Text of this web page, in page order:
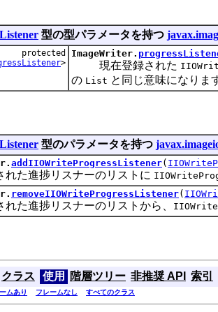
型の型パラメータを持つ
protected
>
ImageWriter.
現在登録された
の List と同じ意味になりま
型のパラメータを持つ
addIIOWriteProgressListener(
進捗リスナーのリストに
removeIIOWriteProgressListener(
進捗リスナーのリストから、
クラス 使用 階層ツリー 非推奨 API 索引
ムあり フレームなし すべてのクラス